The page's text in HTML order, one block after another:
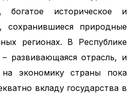
богатое историческое и
сохранившиеся природные
регионах. В Республике
– развивающаяся отрасль, и
на экономику страны пока
вкладу государства в